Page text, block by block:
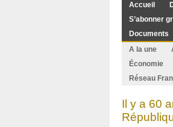
Accueil
S’abonner
Documents
A la une
Économie
Réseau
Il y a 60